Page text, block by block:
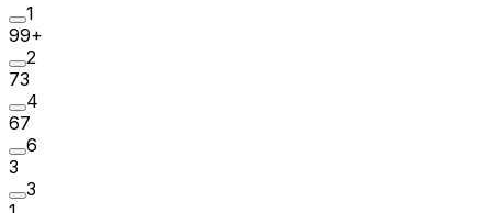
1
99+
2
73
4
67
6
3
3